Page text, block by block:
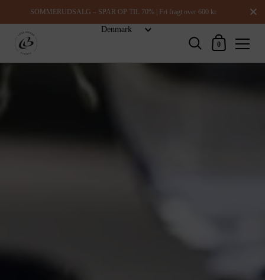
SOMMERUDSALG – SPAR OP TIL 70% | Fri fragt over 600 kr.
Indkøbskurv
0